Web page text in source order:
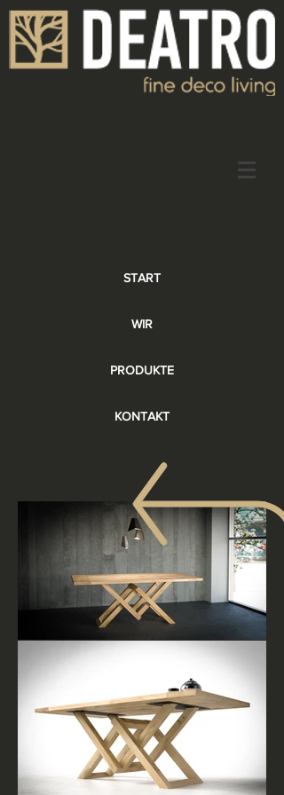
START
WIR
PRODUKTE
KONTAKT